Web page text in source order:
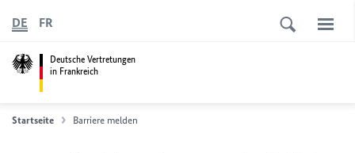
Deutsche Vertretungen
in Frankreich
DE FR
Startseite Barriere melden